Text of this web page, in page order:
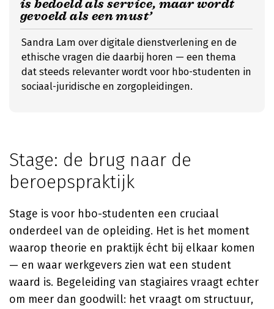
is bedoeld als service, maar wordt
gevoeld als een must’
Sandra Lam over digitale dienstverlening en de
ethische vragen die daarbij horen — een thema
dat steeds relevanter wordt voor hbo-studenten in
sociaal-juridische en zorgopleidingen.
Stage: de brug naar de
beroepspraktijk
Stage is voor hbo-studenten een cruciaal
onderdeel van de opleiding. Het is het moment
waarop theorie en praktijk écht bij elkaar komen
— en waar werkgevers zien wat een student
waard is. Begeleiding van stagiaires vraagt echter
om meer dan goodwill: het vraagt om structuur,